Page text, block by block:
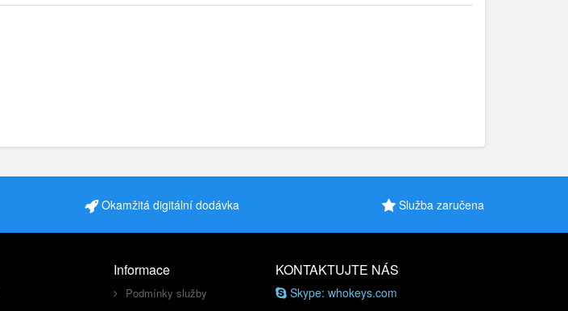
Okamžitá digitální dodávka Služba zaručena
Informace
Podmínky služby
KONTAKTUJTE NÁS
Skype: whokeys.com